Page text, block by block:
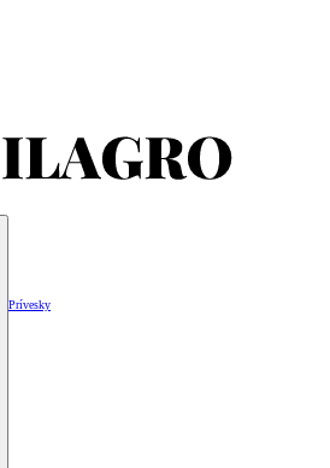
Prívesky